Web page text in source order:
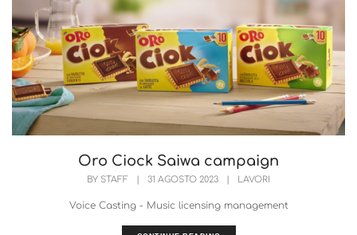
Oro Ciock Saiwa campaign
BY STAFF | 31 AGOSTO 2023 | LAVORI
Voice Casting - Music licensing management